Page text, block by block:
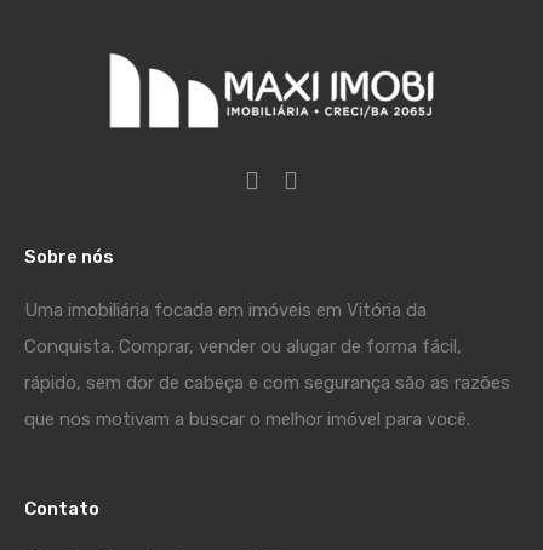
Sobre nós
Uma imobiliária focada em imóveis em Vitória da
Conquista. Comprar, vender ou alugar de forma fácil,
rápido, sem dor de cabeça e com segurança são as razões
que nos motivam a buscar o melhor imóvel para você.
Contato